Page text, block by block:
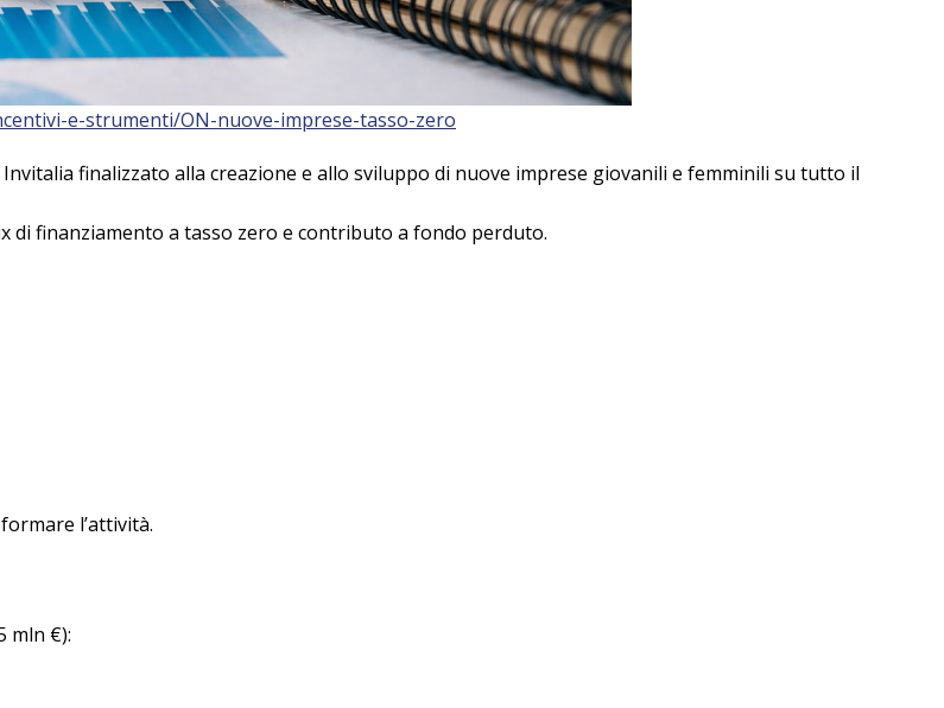
e-strumenti/ON-nuove-imprese-tasso-zero
finalizzato alla creazione e allo sviluppo di nuove imprese giovanili e femminili su tutto il
di finanziamento a tasso zero e contributo a fondo perduto.
l’attività.
mln €):